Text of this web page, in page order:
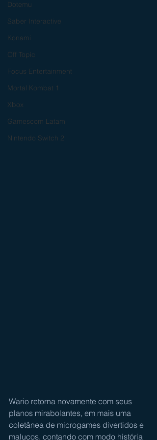
Dotemu
Saber Interactive
Konami
Off Topic
Focus Entertainment
Mortal Kombat 1
Xbox
Gamescom Latam
Nintendo Switch 2
Wario retorna novamente com seus
planos mirabolantes, em mais uma
coletânea de microgames divertidos e
malucos, contando com modo história